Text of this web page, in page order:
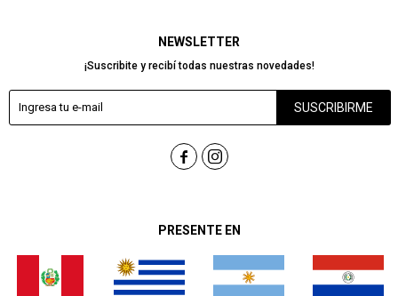
PRESENTE EN
NEWSLETTER
¡Suscribite y recibí todas nuestras novedades!
SUSCRIBIRME
 